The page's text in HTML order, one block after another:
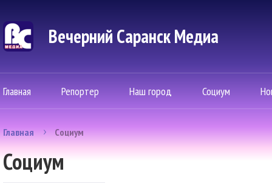
Вечерний Саранск Mедиа
Главная Репортер Наш город Социум
Главная Социум
Социум